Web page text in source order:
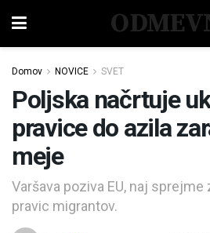
Domov NOVICE SVET
Poljska načrtuje
pravice do azila
meje
Varšava poziva EU, naj
pravic migrantov.